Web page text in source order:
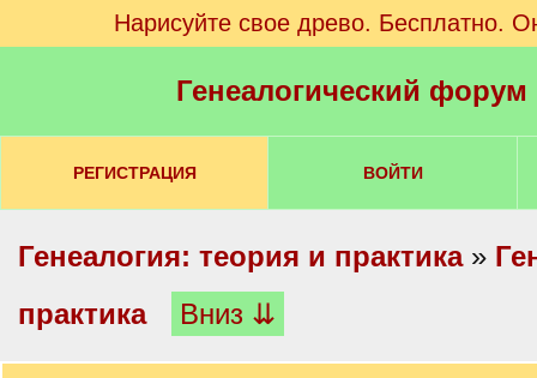
Нарисуйте свое древо. Бесплатно.
Генеалогический
РЕГИСТРАЦИЯ ВОЙТИ
Генеалогия: теория и практика»
практика
Вниз ⇊